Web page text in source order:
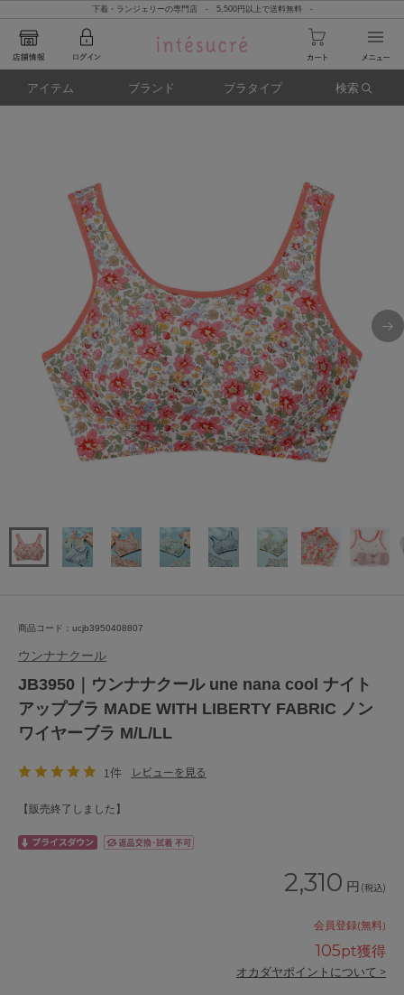
下着・ランジェリーの専門店 - 5,500円以上で送料無料 -
アイテム ブランド ブラタイプ 検索
商品コード：ucjb3950408807
ウンナナクール
JB3950｜ウンナナクール une nana cool ナイト
アップブラ MADE WITH LIBERTY FABRIC ノン
ワイヤーブラ M/L/LL
1件 レビューを見る
【販売終了しました】
2,310 円 (税込)
会員登録(無料)
105pt獲得
オカダヤポイントについて >